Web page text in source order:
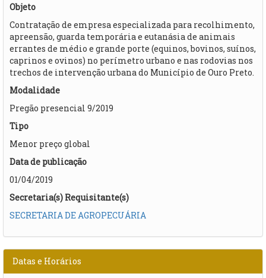
Objeto
Contratação de empresa especializada para recolhimento,
apreensão, guarda temporária e eutanásia de animais
errantes de médio e grande porte (equinos, bovinos, suínos,
caprinos e ovinos) no perímetro urbano e nas rodovias nos
trechos de intervenção urbana do Município de Ouro Preto.​
Modalidade
Pregão presencial 9/2019
Tipo
Menor preço global
Data de publicação
01/04/2019
Secretaria(s) Requisitante(s)
SECRETARIA DE AGROPECUÁRIA
Datas e Horários